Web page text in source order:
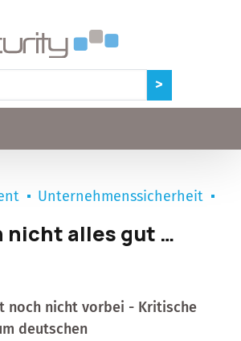
Unternehmenssicherheit
nicht alles gut …
noch nicht vorbei - Kritische
deutschen